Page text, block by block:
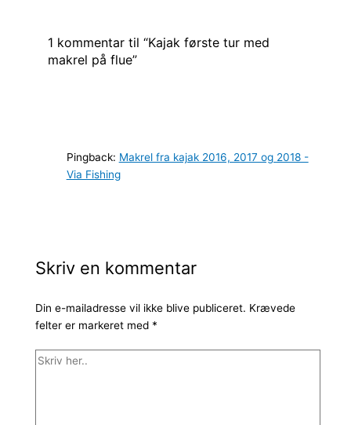
1 kommentar til “Kajak første tur med
makrel på flue”
Pingback: Makrel fra kajak 2016, 2017 og 2018 -
Via Fishing
Skriv en kommentar
Din e-mailadresse vil ikke blive publiceret. Krævede
felter er markeret med *
Skriv